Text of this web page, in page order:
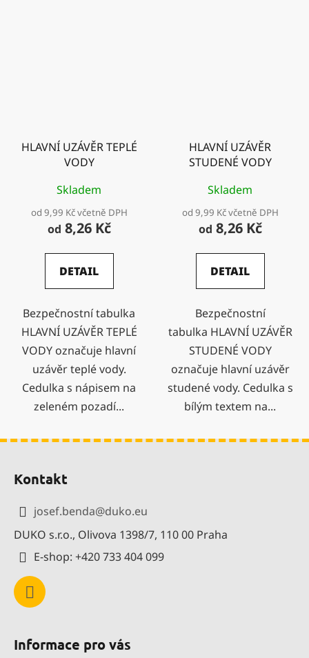
HLAVNÍ UZÁVĚR TEPLÉ
VODY
Skladem
od 9,99 Kč včetně DPH
od 8,26 Kč
DETAIL
Bezpečnostní tabulka
HLAVNÍ UZÁVĚR TEPLÉ
VODY označuje hlavní
uzávěr teplé vody.
Cedulka s nápisem na
zeleném pozadí...
HLAVNÍ UZÁVĚR
STUDENÉ VODY
Skladem
od 9,99 Kč včetně DPH
od 8,26 Kč
DETAIL
Bezpečnostní
tabulka HLAVNÍ UZÁVĚR
STUDENÉ VODY
označuje hlavní uzávěr
studené vody. Cedulka s
bílým textem na...
Kontakt
josef.benda@duko.eu
DUKO s.r.o., Olivova 1398/7, 110 00 Praha
E-shop: +420 733 404 099
Informace pro vás